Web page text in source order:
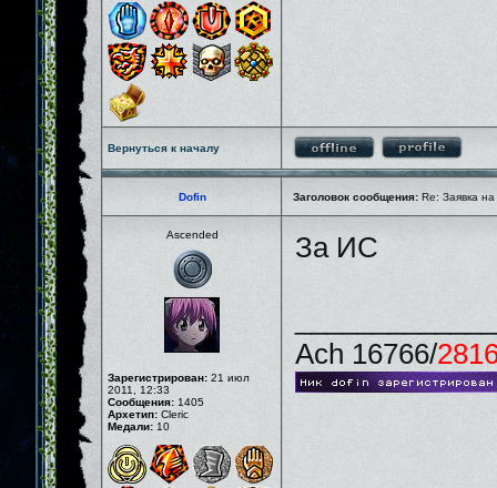
Вернуться к началу
Dofin Заголовок сообщения: Re: Заявка
Ascended
Зарегистрирован: 21 июл
2011, 12:33
Сообщения: 1405
Архетип: Cleric
Медали: 10
За ИС
Ach 16766/